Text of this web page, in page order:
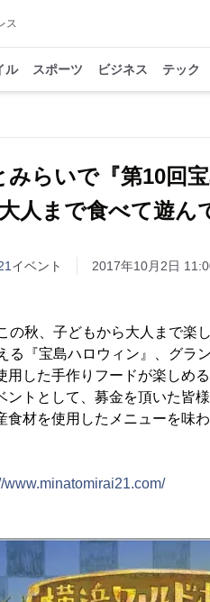
ス
ル スポーツ ビジネス テック
みらいで『第10回
人まで食べて遊ん
イベント 2017年10月2日
の秋、子どもから大人まで楽
る『宝島ハロウィン』、グラ
した手作りフードが楽しめ
ントとして、募金を頂いた皆
食材を使用したメニューを味
www.minatomirai21.com/